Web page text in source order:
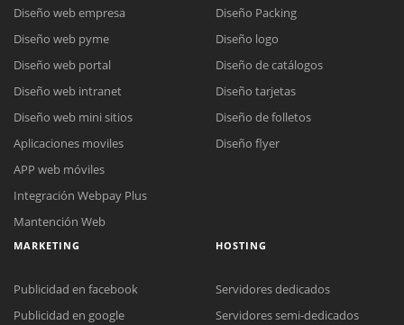
Diseño web empresa
Diseño web pyme
Diseño web portal
Diseño web intranet
Diseño web mini sitios
Aplicaciones moviles
APP web móviles
Integración Webpay Plus
Mantención Web
Diseño Packing
Diseño logo
Diseño de catálogos
Diseño tarjetas
Diseño de folletos
Diseño flyer
MARKETING
Publicidad en facebook
Publicidad en google
HOSTING
Servidores dedicados
Servidores semi-dedicados